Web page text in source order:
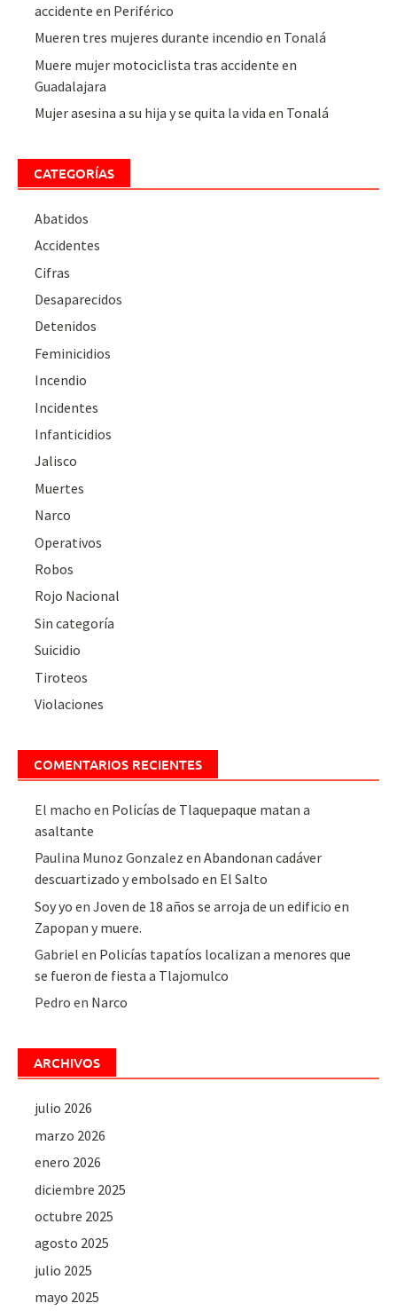
accidente en Periférico
Mueren tres mujeres durante incendio en Tonalá
Muere mujer motociclista tras accidente en
Guadalajara
Mujer asesina a su hija y se quita la vida en Tonalá
CATEGORÍAS
Abatidos
Accidentes
Cifras
Desaparecidos
Detenidos
Feminicidios
Incendio
Incidentes
Infanticidios
Jalisco
Muertes
Narco
Operativos
Robos
Rojo Nacional
Sin categoría
Suicidio
Tiroteos
Violaciones
COMENTARIOS RECIENTES
El macho en Policías de Tlaquepaque matan a
asaltante
Paulina Munoz Gonzalez enAbandonan cadáver
descuartizado y embolsado en El Salto
Soy yo enJoven de 18 años se arroja de un edificio en
Zapopan y muere.
Gabriel en Policías tapatíos localizan a menores que
se fueron de fiesta a Tlajomulco
Pedro en Narco
ARCHIVOS
julio 2026
marzo 2026
enero 2026
diciembre 2025
octubre 2025
agosto 2025
julio 2025
mayo 2025